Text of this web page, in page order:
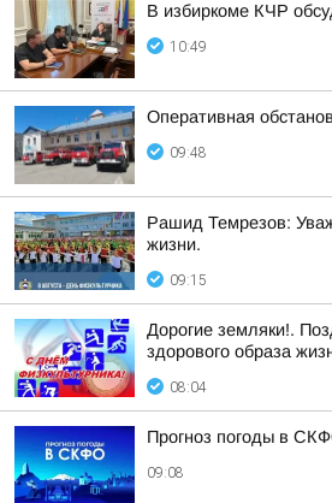
В избиркоме КЧР
10:49
Оперативная
09:48
Рашид Темрезов:
жизни.
09:15
Дорогие земляки!.
здорового образа
08:04
Прогноз погоды в
09:08